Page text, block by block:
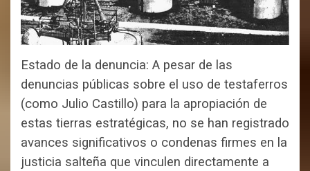
Estado de la denuncia: A pesar de las
denuncias públicas sobre el uso de testaferros
(como Julio Castillo) para la apropiación de
estas tierras estratégicas, no se han registrado
avances significativos o condenas firmes en la
justicia salteña que vinculen directamente a